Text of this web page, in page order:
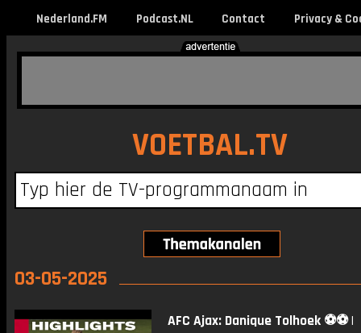
Nederland.FM Podcast.NL Contact Privacy &
VOETBAL.TV
03-05-2025
AFC Ajax: Danique Tolhoek ⚽️⚽️ |